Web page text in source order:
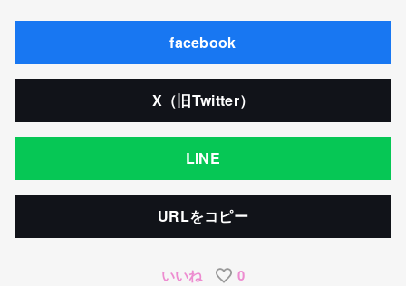
facebook
X（旧Twitter）
LINE
URLをコピー
いいね 0